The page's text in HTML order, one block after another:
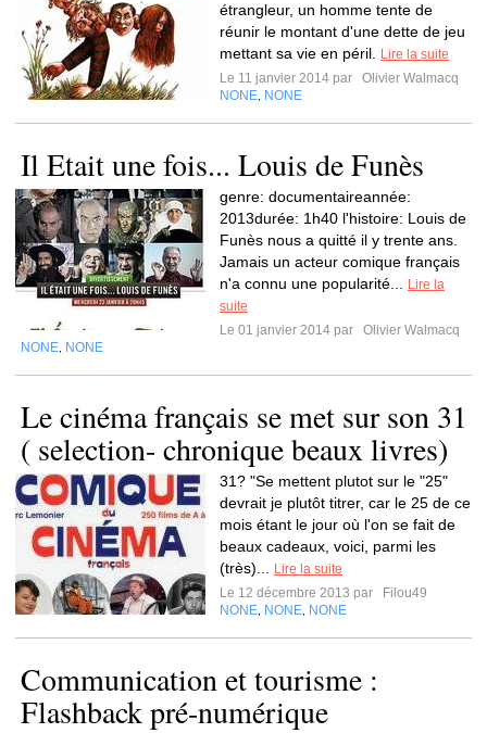
étrangleur, un homme tente de
réunir le montant d'une dette de jeu
mettant sa vie en péril.
Lire la suite
Le 11 janvier 2014 par
Olivier Walmacq
NONE NONE
Il Etait une fois... Louis de Funès
genre: documentaireannée:
2013durée: 1h40 l'histoire: Louis de
Funès nous a quitté il y trente ans.
Jamais un acteur comique français
n'a connu une popularité...
Lire la
suite
Le 01 janvier 2014 par
Olivier Walmacq
NONE NONE
Le cinéma français se met sur son 31
( selection- chronique beaux livres)
31? "Se mettent plutot sur le "25"
devrait je plutôt titrer, car le 25 de ce
mois étant le jour où l'on se fait de
beaux cadeaux, voici, parmi les
(très)...
Lire la suite
Le 12 décembre 2013 par
Filou49
NONE NONE NONE
Communication et tourisme :
Flashback pré-numérique